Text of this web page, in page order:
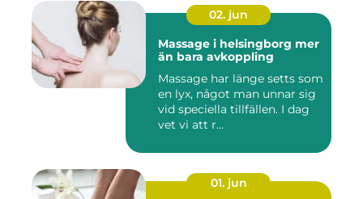
02. jun
Massage i helsingborg mer
än bara avkoppling
Massage har länge setts som
en lyx, något man unnar sig
vid speciella tillfällen. I dag
vet vi att r...
01. jun